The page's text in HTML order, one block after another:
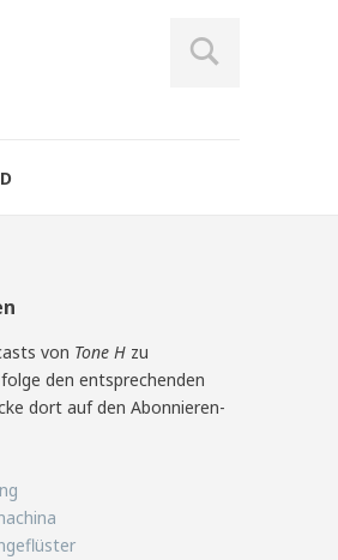
von Tone H zu
den entsprechenden
dort auf den Abonnieren-